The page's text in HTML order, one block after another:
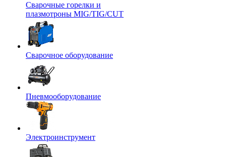
Сварочные горелки и
плазмотроны MIG/TIG/CUT
Сварочное оборудование
Пневмооборудование
Электроинструмент